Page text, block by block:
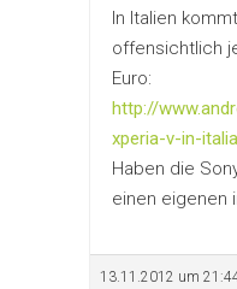
In Italien
offensichtlich
Euro:
http://
xperia-v-in-
Haben die
einen eigenen
13.11.2012 um